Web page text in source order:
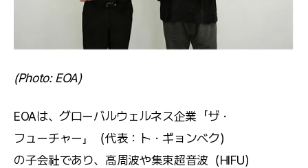
(Photo: EOA)
EOAは、グローバルウェルネス企業「ザ・
フューチャー」（代表：ト・ギョンベク）
の子会社であり、高周波や集束超音波（HIFU）